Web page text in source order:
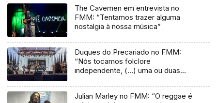
The Cavemen em entrevista no
FMM: “Tentamos trazer alguma
nostalgia à nossa música”
Duques do Precariado no FMM:
“Nós tocamos folclore
independente, (…) uma ou duas
Julian Marley no FMM: “O reggae é